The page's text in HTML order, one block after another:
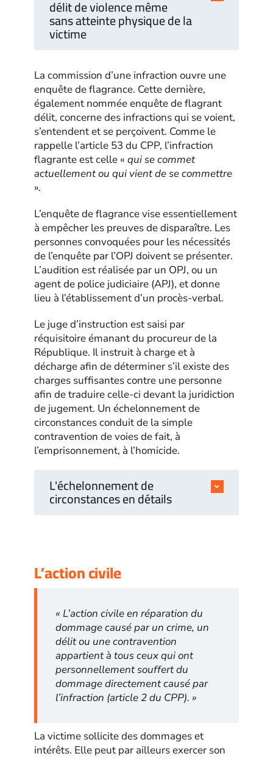
délit de violence même
sans atteinte physique de la
victime
La commission d’une infraction ouvre une
enquête de flagrance. Cette dernière,
également nommée enquête de flagrant
délit, concerne des infractions qui se voient,
s’entendent et se perçoivent. Comme le
rappelle l’article 53 du CPP, l’infraction
flagrante est celle «qui se commet
actuellement ou qui vient de se commettre
».
L’enquête de flagrance vise essentiellement
à empêcher les preuves de disparaître. Les
personnes convoquées pour les nécessités
de l’enquête par l’OPJ doivent se présenter.
L’audition est réalisée par un OPJ, ou un
agent de police judiciaire (APJ), et donne
lieu à l’établissement d’un procès-verbal.
Le juge d’instruction est saisi par
réquisitoire émanant du procureur de la
République. Il instruit à charge et à
décharge afin de déterminer s’il existe des
charges suffisantes contre une personne
afin de traduire celle-ci devant la juridiction
de jugement. Un échelonnement de
circonstances conduit de la simple
contravention de voies de fait, à
l’emprisonnement, à l’homicide.
L'échelonnement de
circonstances en détails
L’action civile
« L’action civile en réparation du
dommage causé par un crime, un
délit ou une contravention
appartient à tous ceux qui ont
personnellement souffert du
dommage directement causé par
l’infraction (article 2 du CPP). »
La victime sollicite des dommages et
intérêts. Elle peut par ailleurs exercer son